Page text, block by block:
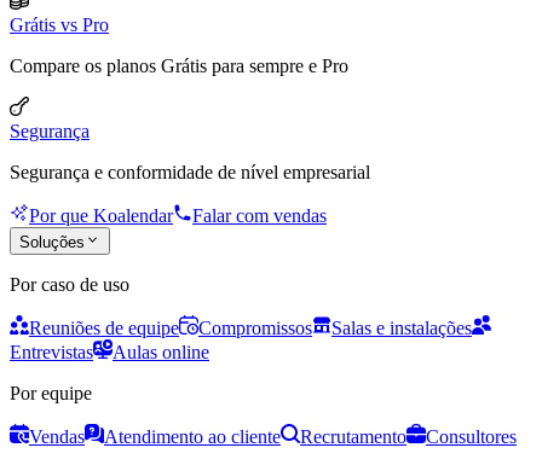
Grátis vs Pro
Compare os planos Grátis para sempre e Pro
Segurança
Segurança e conformidade de nível empresarial
Por que Koalendar Falar com vendas
Soluções
Por caso de uso
Reuniões de equipe Compromissos
Salas e instalações
Entrevistas
Aulas online
Por equipe
Vendas Atendimento ao cliente Recrutamento
Consultores